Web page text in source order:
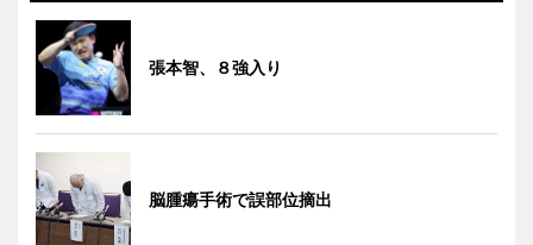
張本智、８強入り
脳腫瘍手術で誤部位摘出